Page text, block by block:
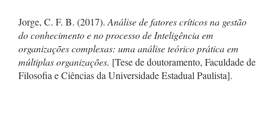
Jorge, C. F. B. (2017).Análise de fatores críticos na gestão
do conhecimento e no processo de Inteligência em
organizações complexas: uma análise teórico prática em
múltiplas organizações. [Tese de doutoramento, Faculdade de
Filosofia e Ciências da Universidade Estadual Paulista].